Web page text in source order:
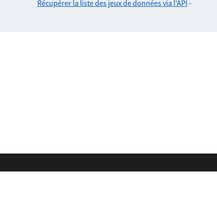
Récupérer la liste des jeux de données via l'API -